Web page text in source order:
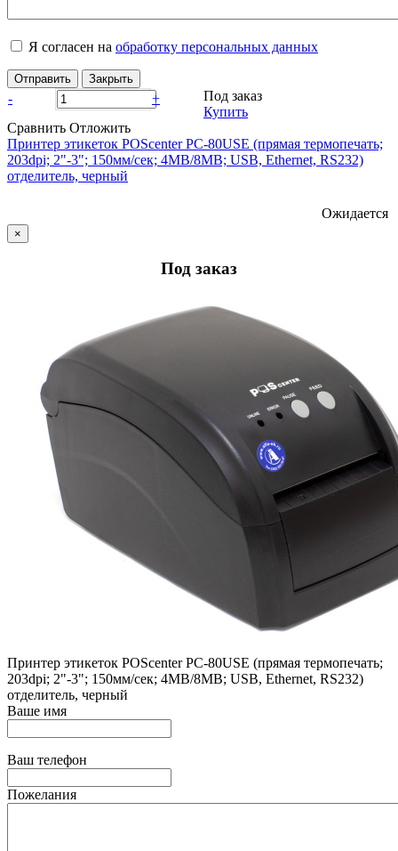
Я согласен на обработку персональных данных
Отправить Закрыть
- +
Под заказ
Купить
Сравнить Отложить
Принтер этикеток POScenter PC-80USE (прямая термопечать;
203dpi; 2"-3"; 150мм/сек; 4MB/8MB; USB, Ethernet, RS232)
отделитель, черный
Ожидается
×
Под заказ
Принтер этикеток POScenter PC-80USE (прямая термопечать;
203dpi; 2"-3"; 150мм/сек; 4MB/8MB; USB, Ethernet, RS232)
отделитель, черный
Ваше имя
Ваш телефон
Пожелания